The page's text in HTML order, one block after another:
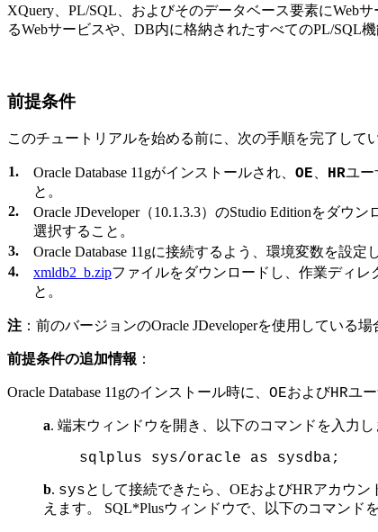
XQuery、PL/SQL、およびそのデータベース要素にWeb
るWebサービスや、DB内に格納されたすべてのPL/SQL
前提条件
このチュートリアルを始める前に、次の手順を完了して
1. Oracle Database 11gがインストールされ、 OE HRユー
と。
2.
Oracle JDeveloper（10.1.3.3）のStudio Editionをダウ
選択すること。
3.
Oracle Database 11gに接続するよう、環境変数を設定
4.
xmldb2_b.zipファイルをダウンロードし、作業ディレ
と。
注 ：前のバージョンのOracle JDeveloperを使用している
前提条件の追加情報 ：
Oracle Database 11gのインストール時に、 OEおよびHRユ
a. 端末ウィンドウを開き、以下のコマンドを入力し
sqlplus sys/oracle as sysdba;
b. sysとして接続できたら、OEおよびHRアカウ
えます。 SQL*Plusウィンドウで、以下のコマンド